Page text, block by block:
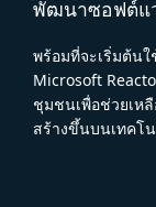
พัฒนาซอฟต์แ
พร้อมที่จะเริ่มต้น
Microsoft
ชุมชนเพื่อช่วยเห
สร้างขึ้นบนเทคโ